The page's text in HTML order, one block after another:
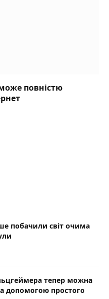
повністю
побачили світ очима
тепер можна
допомогою простого